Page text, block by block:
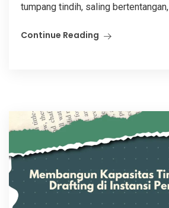
tumpang tindih, saling bertentangan,
Continue Reading